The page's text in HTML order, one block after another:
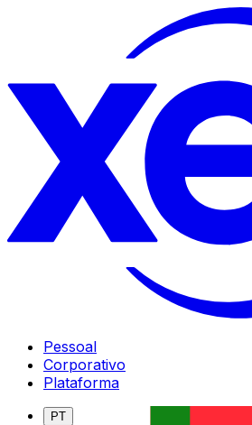
Pessoal
Corporativo
Plataforma
PT